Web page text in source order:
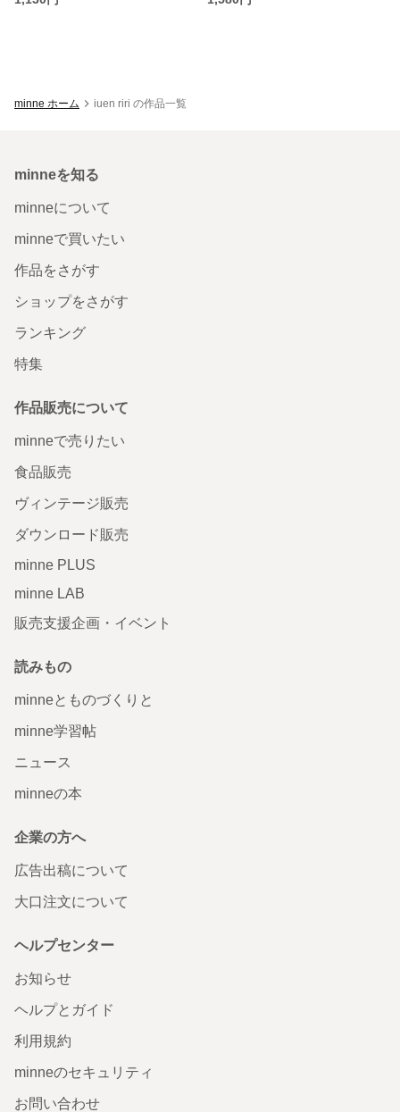
minne ホーム iuen riri の作品一覧
minneを知る
minneについて
minneで買いたい
作品をさがす
ショップをさがす
ランキング
特集
作品販売について
minneで売りたい
食品販売
ヴィンテージ販売
ダウンロード販売
minne PLUS
minne LAB
販売支援企画・イベント
読みもの
minneとものづくりと
minne学習帖
ニュース
minneの本
企業の方へ
広告出稿について
大口注文について
ヘルプセンター
お知らせ
ヘルプとガイド
利用規約
minneのセキュリティ
お問い合わせ